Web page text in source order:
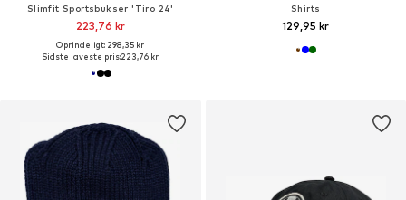
Slimfit Sportsbukser 'Tiro 24'
223,76 kr
Oprindeligt: 298,35 kr
Sidste laveste pris:223,76 kr
Shirts
129,95 kr